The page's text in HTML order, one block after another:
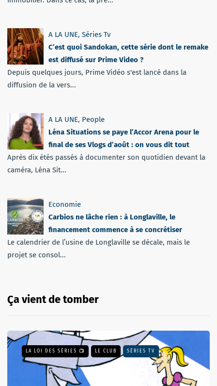
A LA UNE, Séries Tv
C’est quoi Sandokan, cette série dont le remake
est diffusé sur Prime Video ?
Depuis quelques jours, Prime Vidéo s'est lancé dans la
diffusion de la vers...
A LA UNE, People
Léna Situations se paye l’Accor Arena pour le
final de ses Vlogs d’août : on vous dit tout
Après dix étés passés à documenter son quotidien devant la
caméra, Léna Sit...
Economie
Carbios ne lâche rien : à Longlaville, le
financement commence à se concrétiser
Le calendrier de l’usine de Longlaville se décale, mais le
projet se consol...
Ça vient de tomber
LA LOI DES SÉRIES 📺 LE CLUB SÉRIES TV